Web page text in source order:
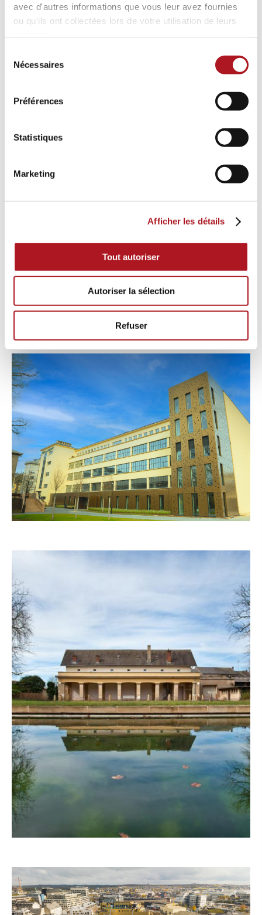
avec d'autres informations que vous leur avez fournies
ou qu'ils ont collectées lors de votre utilisation de leurs
Nécessaires
Préférences
Statistiques
Marketing
Afficher les détails
Tout autoriser
Autoriser la sélection
Refuser